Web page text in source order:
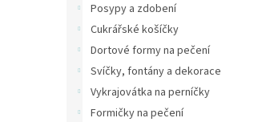
Posypy a zdobení
Cukrářské košíčky
Dortové formy na pečení
Svíčky, fontány a dekorace
Vykrajovátka na perníčky
Formičky na pečení